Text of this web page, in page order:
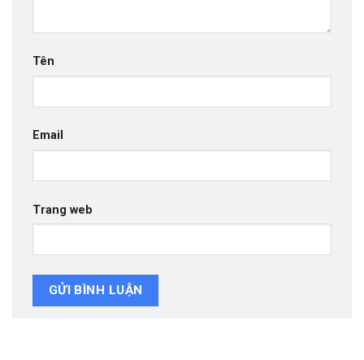
Tên
Email
Trang web